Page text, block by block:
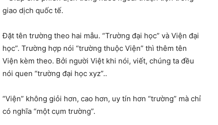
giao dịch quốc tế.
Đặt tên trường theo hai mẫu. “Trường đại học” và Viện đại
học”. Trường hợp nói “trường thuộc Viện” thì thêm tên
Viện kèm theo. Bởi người Việt khi nói, viết, chúng ta đều
nói quen “trường đại học xyz”..
“Viện” không giỏi hơn, cao hơn, uy tín hơn “trường” mà chỉ
có nghĩa “một cụm trường”.